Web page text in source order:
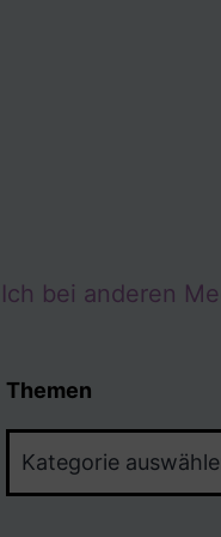
Ich bei anderen
Themen